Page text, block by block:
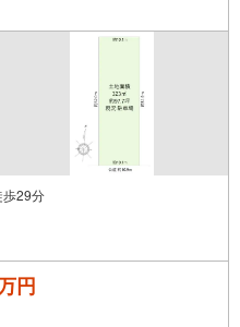
歩29分
円